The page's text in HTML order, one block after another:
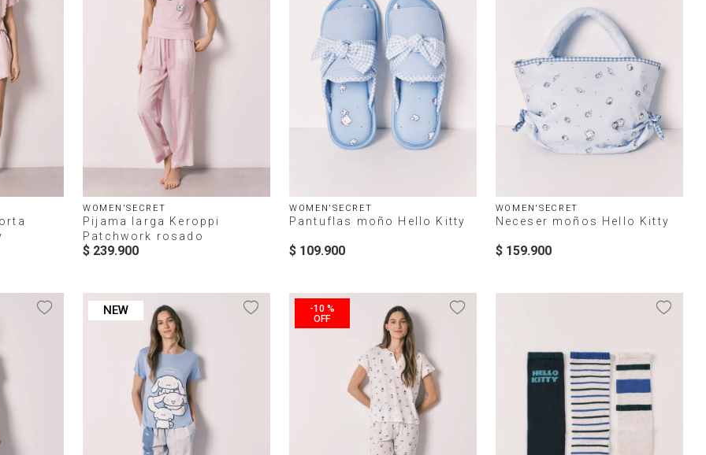
WOMEN'SECRET
Pijama larga Keroppi
Patchwork rosado
$ 239.900
WOMEN'SECRET
Pantuflas moño Hello Kitty
$ 109.900
WOMEN'SECRET
Neceser moños Hello Kitty
$ 159.900
NEW -10 %